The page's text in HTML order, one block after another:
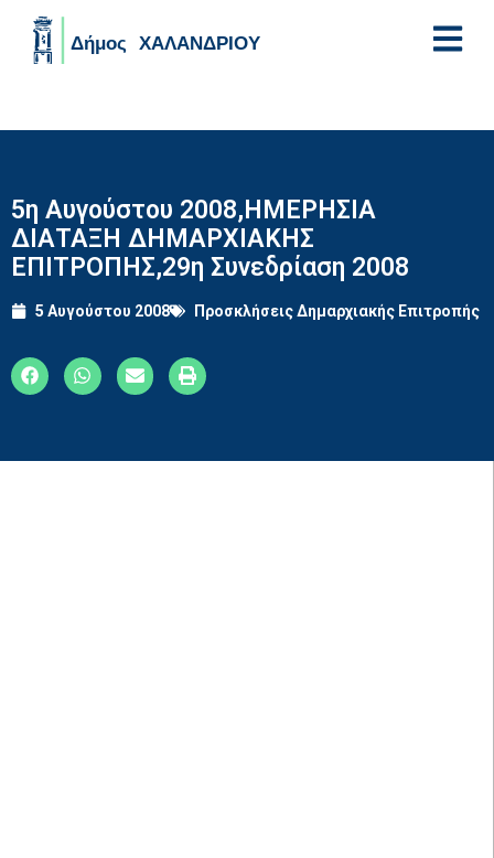
5η Αυγούστου 2008,ΗΜΕΡΗΣΙΑ
ΔΙΑΤΑΞΗ ΔΗΜΑΡΧΙΑΚΗΣ
ΕΠΙΤΡΟΠΗΣ,29η Συνεδρίαση 2008
5 Αυγούστου 2008 Προσκλήσεις Δημαρχιακής Επιτροπής